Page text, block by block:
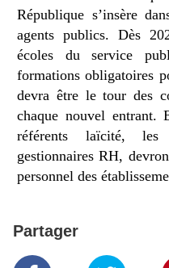
République s’insère
agents publics. Dès
écoles du service
formations obligatoires
devra être le tour des
chaque nouvel entrant.
référents laïcité,
gestionnaires RH,
personnel des
Partager